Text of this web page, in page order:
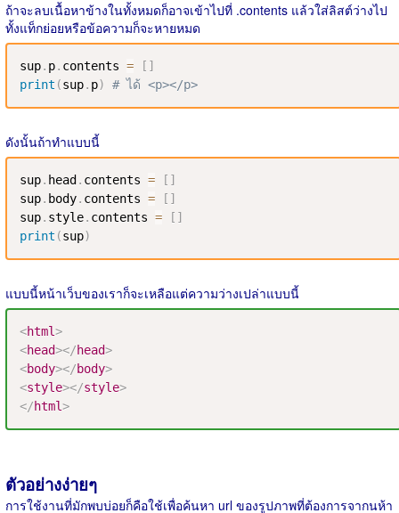
ถ้าจะลบเนื้อหาข้างในทั้งหมดก็อาจเข้าไปที่ .contents แล้วใส่ลิสต์ว่างไป
ทั้งแท็กย่อยหรือข้อความก็จะหายหมด
sup. p. contents = [ ]
print (sup. p) # ได้ <p></p>
ดังนั้นถ้าทำแบบนี้
sup. head . contents = [ ]
sup. body. contents = [ ]
sup. style. contents = [ ]
print (sup)
แบบนี้หน้าเว็บของเราก็จะเหลือแต่ความว่างเปล่าแบบนี้
<html>
<head></head>
<body></body>
<style></style>
</html>
ตัวอย่างง่ายๆ
การใช้งานที่มักพบบ่อยก็คือใช้เพื่อค้นหา url ของรูปภาพที่ต้องการจากนห้า